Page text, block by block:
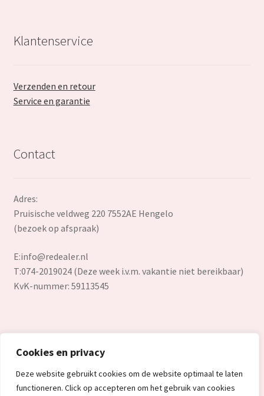
Cookies en privacy
Deze website gebruikt cookies om de website optimaal te laten
functioneren. Click op accepteren om het gebruik van cookies
Klantenservice
Verzenden en retour
Service en garantie
Contact
Adres:
Pruisische veldweg 220 7552AE Hengelo
(bezoek op afspraak)
E:info@redealer.nl
T:074-2019024 (Deze week i.v.m. vakantie niet bereikbaar)
KvK-nummer: 59113545
© Redealer.nl | Gecontroleerde retourproducten en nieuwe
overstockproducten tegen een onverslaanbare lage prijs.
2026